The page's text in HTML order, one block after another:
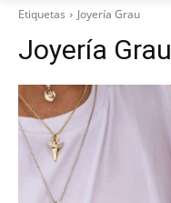
Etiquetas Joyería Grau
Joyería Grau